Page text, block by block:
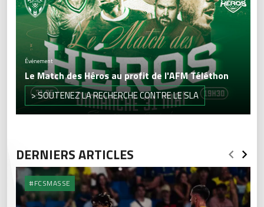
Événement
Le Match des Héros au profit de l'AFM Téléthon
> SOUTENEZ LA RECHERCHE CONTRE LE SLA
DERNIERS ARTICLES
#FCSMASSE